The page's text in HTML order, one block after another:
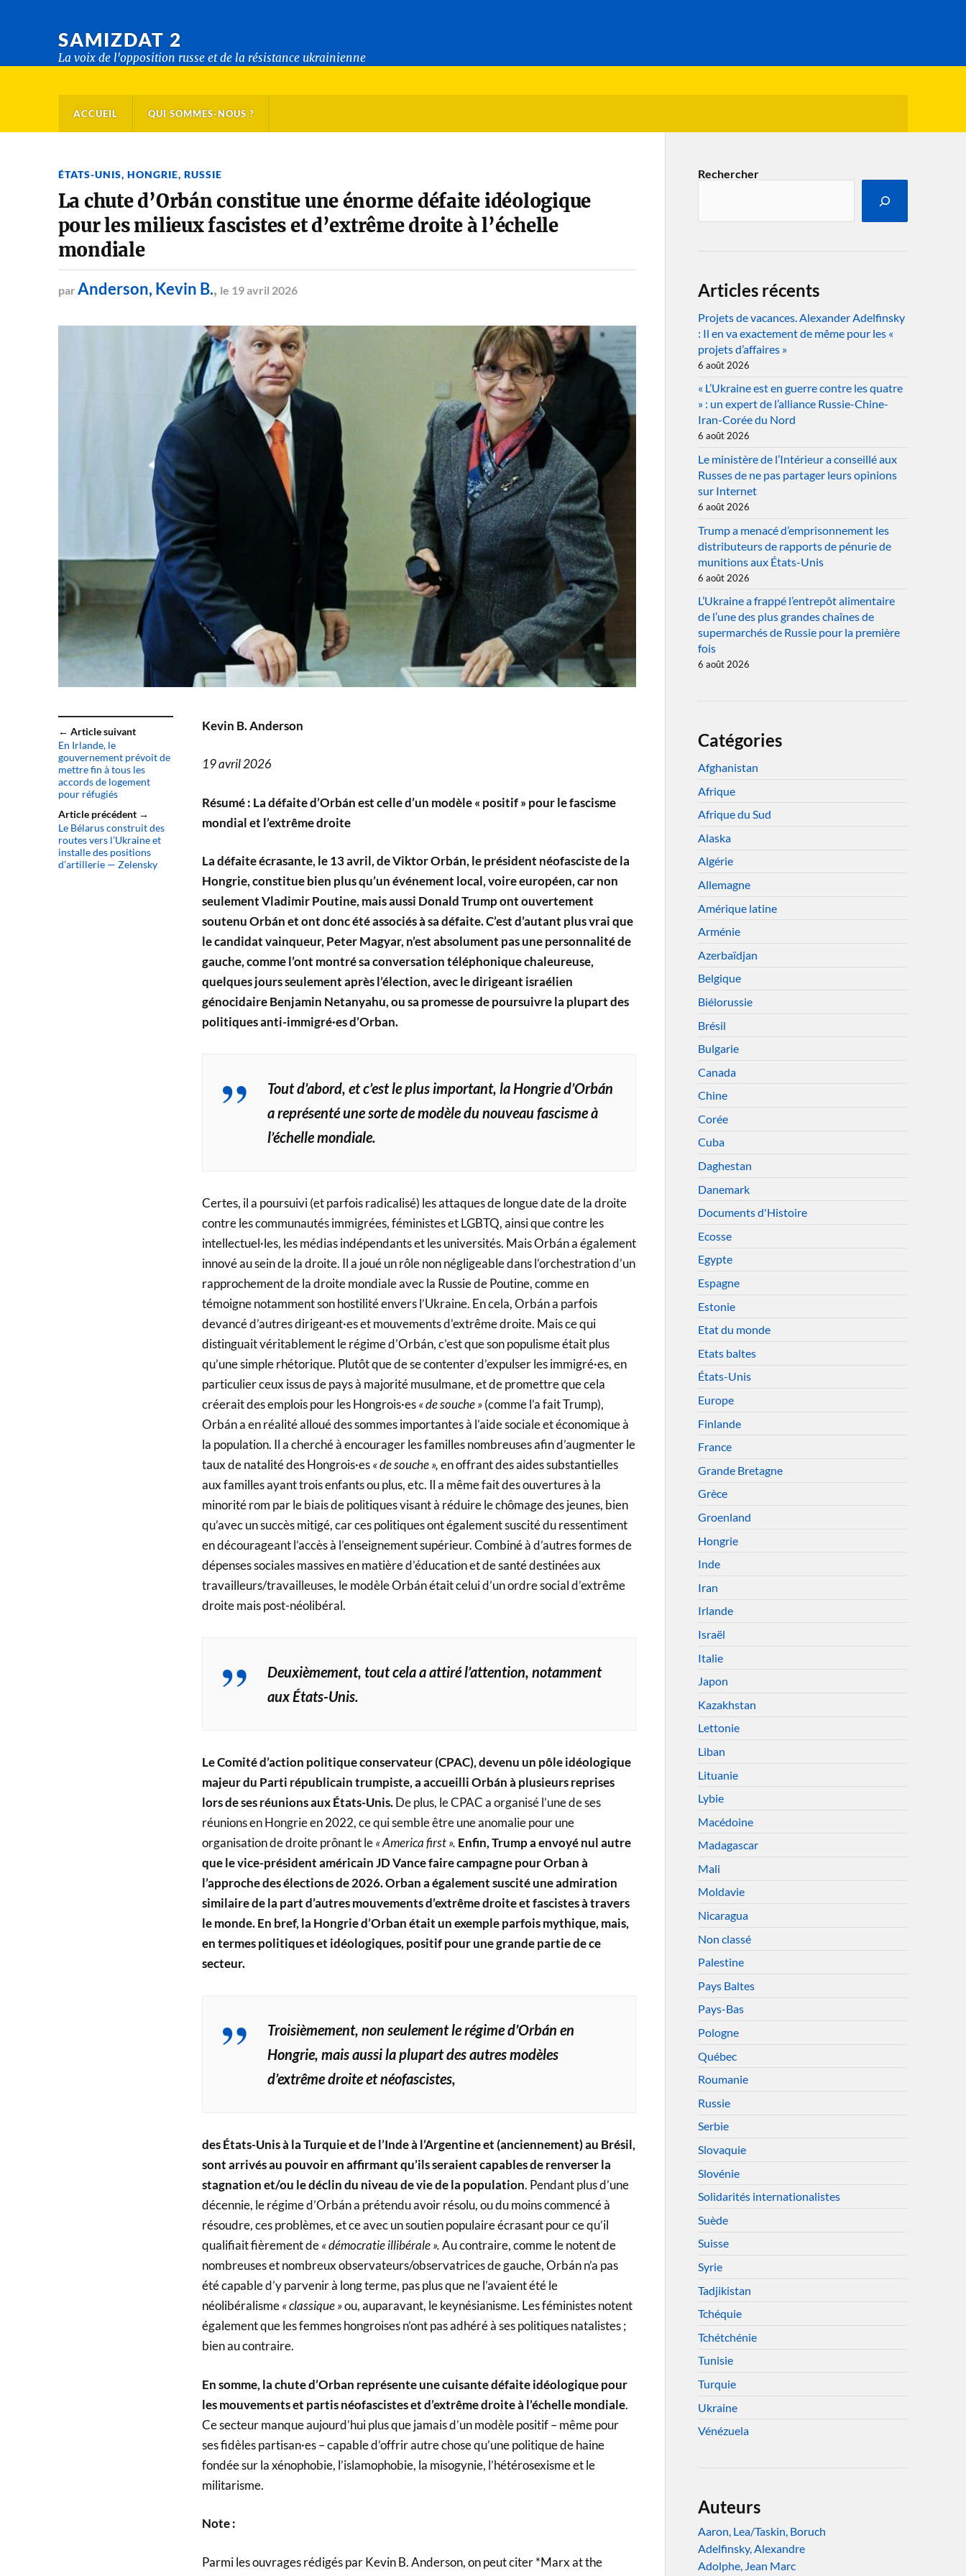
SAMIZDAT 2
La voix de l'opposition russe et de la résistance ukrainienne
ACCUEIL QUI SOMMES-NOUS ?
ÉTATS-UNIS, HONGRIE, RUSSIE
La chute d’Orbán constitue une énorme défaite idéologique
pour les milieux fascistes et d’extrême droite à l’échelle
mondiale
par Anderson, Kevin B., le 19 avril 2026
← Article suivant
En Irlande, le
gouvernement prévoit de
mettre fin à tous les
accords de logement
pour réfugiés
Article précédent →
Le Bélarus construit des
routes vers l’Ukraine et
installe des positions
d’artillerie — Zelensky
Kevin B. Anderson
19 avril 2026
Résumé : La défaite d’Orbán est celle d’un modèle « positif » pour le fascisme
mondial et l’extrême droite
La défaite écrasante, le 13 avril, de Viktor Orbán, le président néofasciste de la
Hongrie, constitue bien plus qu’un événement local, voire européen, car non
seulement Vladimir Poutine, mais aussi Donald Trump ont ouvertement
soutenu Orbán et ont donc été associés à sa défaite. C’est d’autant plus vrai que
le candidat vainqueur, Peter Magyar, n’est absolument pas une personnalité de
gauche, comme l’ont montré sa conversation téléphonique chaleureuse,
quelques jours seulement après l’élection, avec le dirigeant israélien
génocidaire Benjamin Netanyahu, ou sa promesse de poursuivre la plupart des
politiques anti-immigré·es d’Orban.
Tout d’abord, et c’est le plus important, la Hongrie d’Orbán
a représenté une sorte de modèle du nouveau fascisme à
l’échelle mondiale.
Certes, il a poursuivi (et parfois radicalisé) les attaques de longue date de la droite
contre les communautés immigrées, féministes et LGBTQ, ainsi que contre les
intellectuel·les, les médias indépendants et les universités. Mais Orbán a également
innové au sein de la droite. Il a joué un rôle non négligeable dans l’orchestration d’un
rapprochement de la droite mondiale avec la Russie de Poutine, comme en
témoigne notamment son hostilité envers l’Ukraine. En cela, Orbán a parfois
devancé d’autres dirigeant·es et mouvements d’extrême droite. Mais ce qui
distinguait véritablement le régime d’Orbán, c’est que son populisme était plus
qu’une simple rhétorique. Plutôt que de se contenter d’expulser les immigré·es, en
particulier ceux issus de pays à majorité musulmane, et de promettre que cela
créerait des emplois pour les Hongrois·es« de souche »(comme l’a fait Trump),
Orbán a en réalité alloué des sommes importantes à l’aide sociale et économique à
la population. Il a cherché à encourager les familles nombreuses afin d’augmenter le
taux de natalité des Hongrois·es« de souche »,en offrant des aides substantielles
aux familles ayant trois enfants ou plus, etc. Il a même fait des ouvertures à la
minorité rom par le biais de politiques visant à réduire le chômage des jeunes, bien
qu’avec un succès mitigé, car ces politiques ont également suscité du ressentiment
en décourageant l’accès à l’enseignement supérieur. Combiné à d’autres formes de
dépenses sociales massives en matière d’éducation et de santé destinées aux
travailleurs/travailleuses, le modèle Orbán était celui d’un ordre social d’extrême
droite mais post-néolibéral.
Deuxièmement, tout cela a attiré l’attention, notamment
aux États-Unis.
Le Comité d’action politique conservateur (CPAC), devenu un pôle idéologique
majeur du Parti républicain trumpiste, a accueilli Orbán à plusieurs reprises
lors de ses réunions aux États-Unis.De plus, le CPAC a organisé l’une de ses
réunions en Hongrie en 2022, ce qui semble être une anomalie pour une
organisation de droite prônant le« America first ». Enfin, Trump a envoyé nul autre
que le vice-président américain JD Vance faire campagne pour Orban à
l’approche des élections de 2026. Orban a également suscité une admiration
similaire de la part d’autres mouvements d’extrême droite et fascistes à travers
le monde. En bref, la Hongrie d’Orban était un exemple parfois mythique, mais,
en termes politiques et idéologiques, positif pour une grande partie de ce
secteur.
Troisièmement, non seulement le régime d’Orbán en
Hongrie, mais aussi la plupart des autres modèles
d’extrême droite et néofascistes,
des États-Unis à la Turquie et de l’Inde à l’Argentine et (anciennement) au Brésil,
sont arrivés au pouvoir en affirmant qu’ils seraient capables de renverser la
stagnation et/ou le déclin du niveau de vie de la population. Pendant plus d’une
décennie, le régime d’Orbán a prétendu avoir résolu, ou du moins commencé à
résoudre, ces problèmes, et ce avec un soutien populaire écrasant pour ce qu’il
qualifiait fièrement de« démocratie illibérale ».Au contraire, comme le notent de
nombreuses et nombreux observateurs/observatrices de gauche, Orbán n’a pas
été capable d’y parvenir à long terme, pas plus que ne l’avaient été le
néolibéralisme« classique »ou, auparavant, le keynésianisme. Les féministes notent
également que les femmes hongroises n’ont pas adhéré à ses politiques natalistes ;
bien au contraire.
En somme, la chute d’Orban représente une cuisante défaite idéologique pour
les mouvements et partis néofascistes et d’extrême droite à l’échelle mondiale.
Ce secteur manque aujourd’hui plus que jamais d’un modèle positif – même pour
ses fidèles partisan·es – capable d’offrir autre chose qu’une politique de haine
fondée sur la xénophobie, l’islamophobie, la misogynie, l’hétérosexisme et le
militarisme.
Note :
Parmi les ouvrages rédigés par Kevin B. Anderson, on peut citer *Marx at the
Rechercher
Articles récents
Projets de vacances. Alexander Adelfinsky
: Il en va exactement de même pour les «
projets d’affaires »
6 août 2026
« L’Ukraine est en guerre contre les quatre
» : un expert de l’alliance Russie-Chine-
Iran-Corée du Nord
6 août 2026
Le ministère de l’Intérieur a conseillé aux
Russes de ne pas partager leurs opinions
sur Internet
6 août 2026
Trump a menacé d’emprisonnement les
distributeurs de rapports de pénurie de
munitions aux États-Unis
6 août 2026
L’Ukraine a frappé l’entrepôt alimentaire
de l’une des plus grandes chaînes de
supermarchés de Russie pour la première
fois
6 août 2026
Catégories
Afghanistan
Afrique
Afrique du Sud
Alaska
Algérie
Allemagne
Amérique latine
Arménie
Azerbaïdjan
Belgique
Biélorussie
Brésil
Bulgarie
Canada
Chine
Corée
Cuba
Daghestan
Danemark
Documents d'Histoire
Ecosse
Egypte
Espagne
Estonie
Etat du monde
Etats baltes
États-Unis
Europe
Finlande
France
Grande Bretagne
Grèce
Groenland
Hongrie
Inde
Iran
Irlande
Israël
Italie
Japon
Kazakhstan
Lettonie
Liban
Lituanie
Lybie
Macédoine
Madagascar
Mali
Moldavie
Nicaragua
Non classé
Palestine
Pays Baltes
Pays-Bas
Pologne
Québec
Roumanie
Russie
Serbie
Slovaquie
Slovénie
Solidarités internationalistes
Suède
Suisse
Syrie
Tadjikistan
Tchéquie
Tchétchénie
Tunisie
Turquie
Ukraine
Vénézuela
Auteurs
Aaron, Lea/Taskin, Boruch
Adelfinsky, Alexandre
Adolphe, Jean Marc